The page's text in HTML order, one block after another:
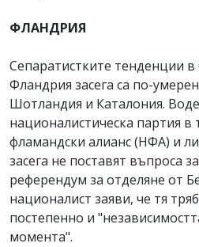
ФЛАНДРИЯ
Сепаратистките тенденции в
Фландрия засега са по-
Шотландия и Каталония.
националистическа партия в
фламандски алианс (НФА) и
засега не поставят въпроса
референдум за отделяне от
националист заяви, че тя
постепенно и
момента".